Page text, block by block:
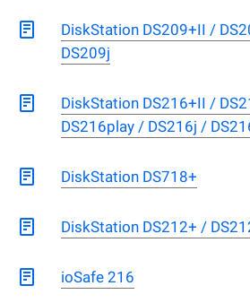
DiskStation DS209+II /
DS209j
DiskStation DS216+II /
DS216play / DS216j /
DiskStation DS718+
DiskStation DS212+ /
ioSafe 216